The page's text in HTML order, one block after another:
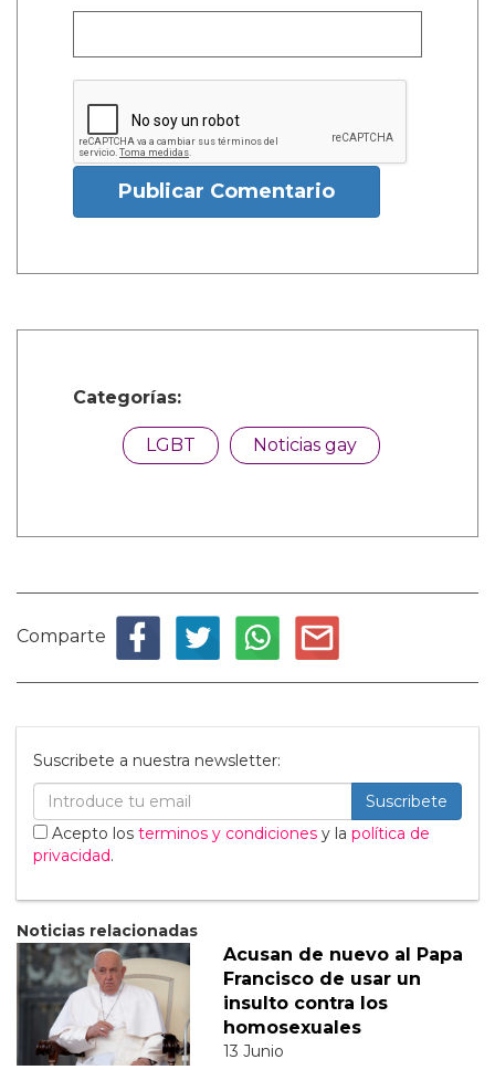
Publicar Comentario
Categorías:
LGBT Noticias gay
Comparte
Suscribete a nuestra newsletter:
Suscribete
Acepto los terminos y condiciones y la política de
privacidad.
Noticias relacionadas
Acusan de nuevo al Papa
Francisco de usar un
insulto contra los
homosexuales
13 Junio